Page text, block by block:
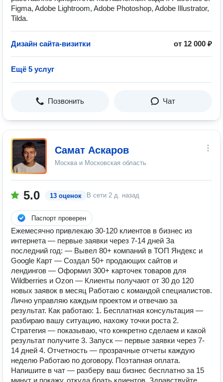
Figma, Adobe Lightroom, Adobe Photoshop, Adobe Illustrator,
Tilda.
Дизайн сайта-визитки от 12 000 ₽
Ещё 5 услуг
Позвонить Чат
Самат Аскаров
Москва и Московская область
5.0 13 оценок В сети 2 д. назад
Паспорт проверен
Ежемесячно привлекаю 30-120 клиентов в бизнес из
интернета — первые заявки через 7-14 дней За
последний год: — Вывел 80+ компаний в ТОП Яндекс и
Google Карт — Создал 50+ продающих сайтов и
лендингов — Оформил 300+ карточек товаров для
Wildberries и Ozon — Клиенты получают от 30 до 120
новых заявок в месяц Работаю с командой специалистов.
Лично управляю каждым проектом и отвечаю за
результат. Как работаю: 1. Бесплатная консультация —
разбираю вашу ситуацию, нахожу точки роста 2.
Стратегия — показываю, что конкретно сделаем и какой
результат получите 3. Запуск — первые заявки через 7-
14 дней 4. Отчетность — прозрачные отчеты каждую
неделю Работаю по договору. Поэтапная оплата.
Напишите в чат — разберу ваш бизнес бесплатно за 15
минут и покажу, откуда брать клиентов. Здравствуйте,